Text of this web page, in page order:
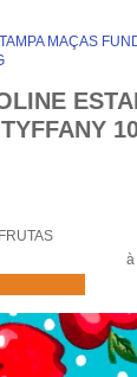
MAÇAS
FRUTAS
à